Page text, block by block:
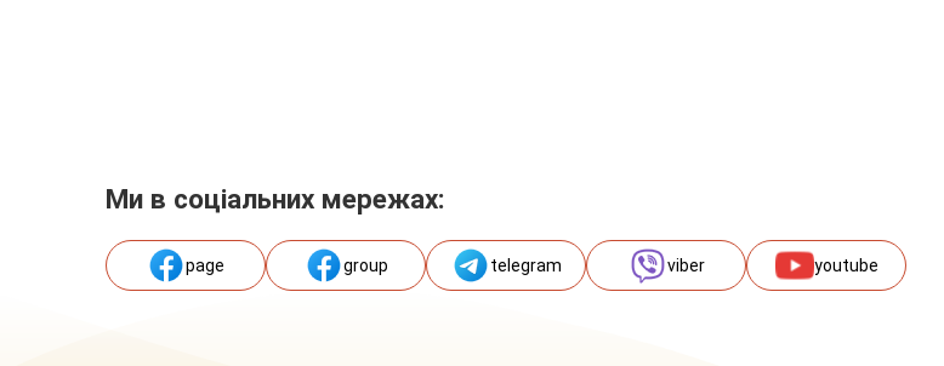
Ми в соціальних мережах:
page group telegram viber youtube